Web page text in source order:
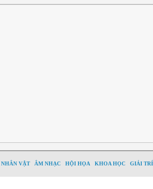
NHÂN VẬT ÂM NHẠC HỘI HỌA KHOA HỌC GIẢI TRÍ